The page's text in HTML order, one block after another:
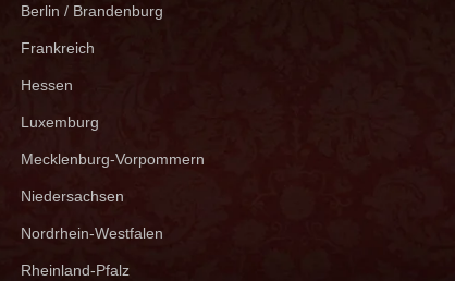
Berlin / Brandenburg
Frankreich
Hessen
Luxemburg
Mecklenburg-Vorpommern
Niedersachsen
Nordrhein-Westfalen
Rheinland-Pfalz